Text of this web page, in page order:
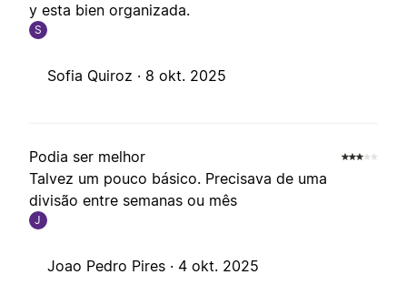
y esta bien organizada.
S
Sofia Quiroz · 8 okt. 2025
Podia ser melhor
Talvez um pouco básico. Precisava de uma
divisão entre semanas ou mês
J
Joao Pedro Pires · 4 okt. 2025